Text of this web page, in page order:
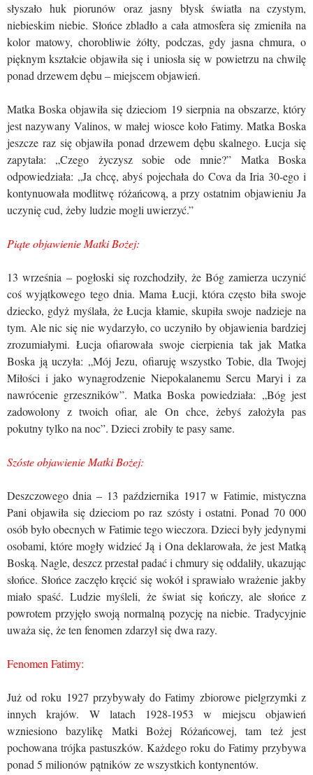
słyszało huk piorunów oraz jasny błysk światła na czystym,
niebieskim niebie. Słońce zbladło a cała atmosfera się zmieniła na
kolor matowy, chorobliwie żółty, podczas, gdy jasna chmura, o
pięknym kształcie objawiła się i uniosła się w powietrzu na chwilę
ponad drzewem dębu – miejscem objawień.
Matka Boska objawiła się dzieciom 19 sierpnia na obszarze, który
jest nazywany Valinos, w małej wiosce koło Fatimy. Matka Boska
jeszcze raz się objawiła ponad drzewem dębu skalnego. Łucja się
zapytała: „Czego życzysz sobie ode mnie?” Matka Boska
odpowiedziała: „Ja chcę, abyś pojechała do Cova da Iria 30-ego i
kontynuowała modlitwę różańcową, a przy ostatnim objawieniu Ja
uczynię cud, żeby ludzie mogli uwierzyć.”
Piąte objawienie Matki Bożej:
13 września – pogłoski się rozchodziły, że Bóg zamierza uczynić
coś wyjątkowego tego dnia. Mama Łucji, która często biła swoje
dziecko, gdyż myślała, że Łucja kłamie, skupiła swoje nadzieje na
tym. Ale nic się nie wydarzyło, co uczyniło by objawienia bardziej
zrozumiałymi. Łucja ofiarowała swoje cierpienia tak jak Matka
Boska ją uczyła: „Mój Jezu, ofiaruję wszystko Tobie, dla Twojej
Miłości i jako wynagrodzenie Niepokalanemu Sercu Maryi i za
nawrócenie grzeszników”. Matka Boska powiedziała: „Bóg jest
zadowolony z twoich ofiar, ale On chce, żebyś założyła pas
pokutny tylko na noc”. Dzieci zrobiły te pasy same.
Szóste objawienie Matki Bożej:
Deszczowego dnia – 13 października 1917 w Fatimie, mistyczna
Pani objawiła się dzieciom po raz szósty i ostatni. Ponad 70 000
osób było obecnych w Fatimie tego wieczora. Dzieci były jedynymi
osobami, które mogły widzieć Ją i Ona deklarowała, że jest Matką
Boską. Nagle, deszcz przestał padać i chmury się oddaliły, ukazując
słońce. Słońce zaczęło kręcić się wokół i sprawiało wrażenie jakby
miało spaść. Ludzie myśleli, że świat się kończy, ale słońce z
powrotem przyjęło swoją normalną pozycję na niebie. Tradycyjnie
uważa się, że ten fenomen zdarzył się dwa razy.
Fenomen Fatimy:
Już od roku 1927 przybywały do Fatimy zbiorowe pielgrzymki z
innych krajów. W latach 1928-1953 w miejscu objawień
wzniesiono bazylikę Matki Bożej Różańcowej, tam też jest
pochowana trójka pastuszków. Każdego roku do Fatimy przybywa
ponad 5 milionów pątników ze wszystkich kontynentów.